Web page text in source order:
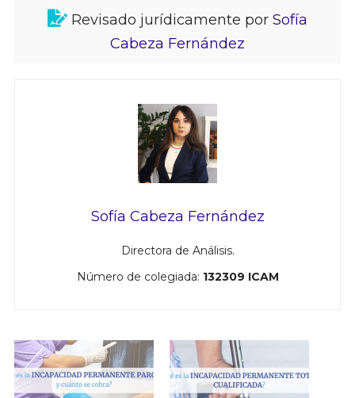
Revisado jurídicamente por Sofía
Cabeza Fernández
Sofía Cabeza Fernández
Directora de Análisis.
Número de colegiada: 132309 ICAM